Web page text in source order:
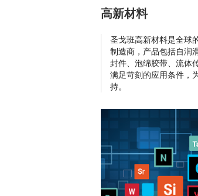
高新材料
圣戈班高新材料是全球
制造商，产品包括自润
封件、泡绵胶带、流体
满足苛刻的应用条件，
持。